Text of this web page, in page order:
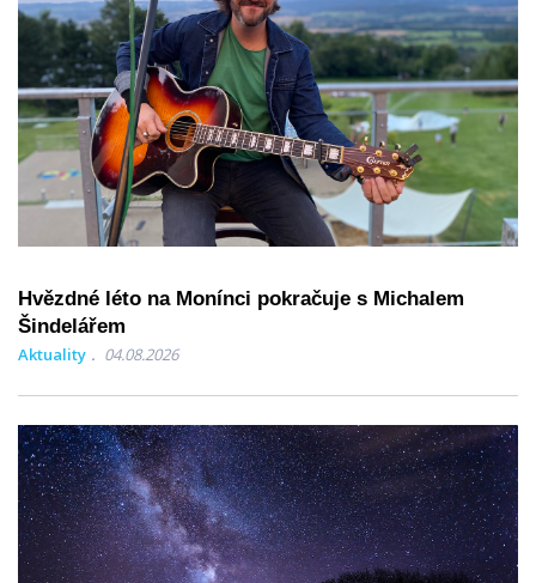
Hvězdné léto na Monínci pokračuje s Michalem
Šindelářem
Aktuality 04.08.2026